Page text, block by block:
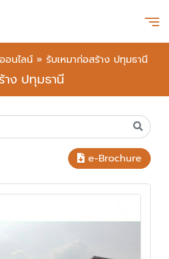
อนไลน์ » รับเหมาก่อสร้าง ปทุมธานี
าง ปทุมธานี
e-Brochure